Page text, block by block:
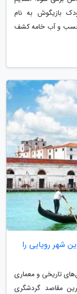
توسط یک کودک بازیگوش به نام
چسب و آب خامه کشف
چگونه در 24 ساعت این شهر رویایی را
تاریخی و معماری
مقاصد گردشگری